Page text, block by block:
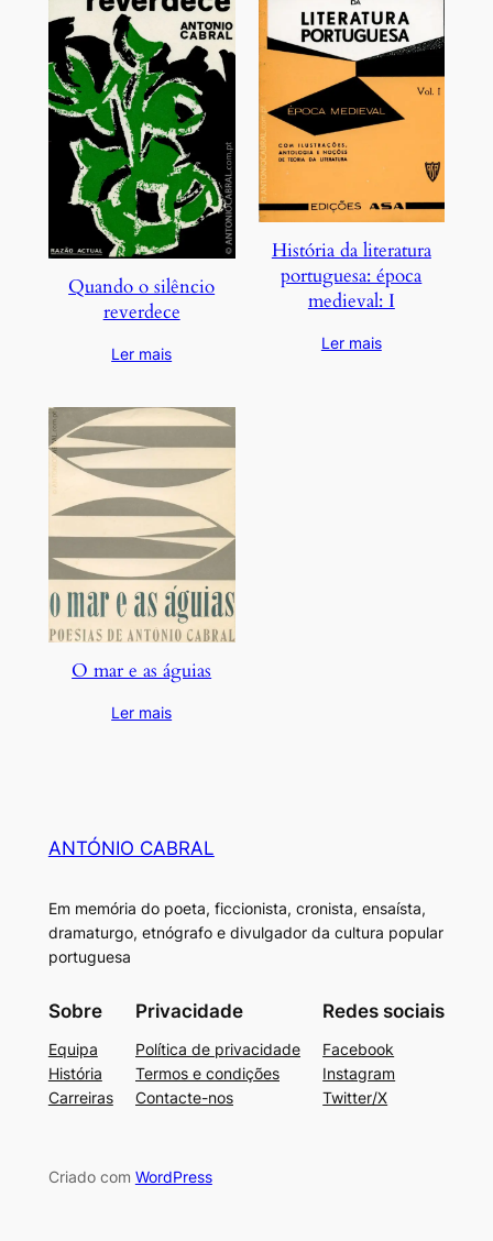
Quando o silêncio
reverdece
Ler mais
História da literatura
portuguesa: época
medieval: I
Ler mais
O mar e as águias
Ler mais
ANTÓNIO CABRAL
Em memória do poeta, ficcionista, cronista, ensaísta,
dramaturgo, etnógrafo e divulgador da cultura popular
portuguesa
Sobre
Equipa
História
Carreiras
Privacidade
Política de privacidade
Termos e condições
Contacte-nos
Redes sociais
Facebook
Instagram
Twitter/X
Criado com WordPress